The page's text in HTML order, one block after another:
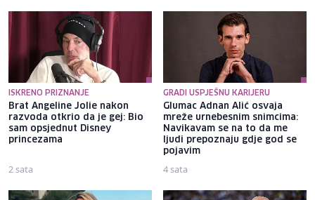
ISKRENO PRIZNANJE
Brat Angeline Jolie nakon
razvoda otkrio da je gej: Bio
sam opsjednut Disney
princezama
2 sata
GRADI USPJEŠNU KARIJERU
Glumac Adnan Alić osvaja
mreže urnebesnim snimcima:
Navikavam se na to da me
ljudi prepoznaju gdje god se
pojavim
4 sata